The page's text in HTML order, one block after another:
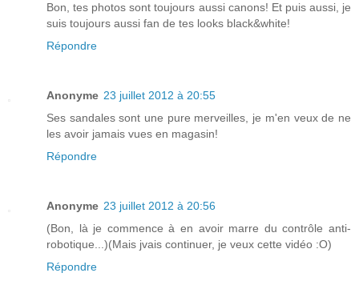
Bon, tes photos sont toujours aussi canons! Et puis aussi, je
suis toujours aussi fan de tes looks black&white!
Répondre
Anonyme 23 juillet 2012 à 20:55
Ses sandales sont une pure merveilles, je m'en veux de ne
les avoir jamais vues en magasin!
Répondre
Anonyme 23 juillet 2012 à 20:56
(Bon, là je commence à en avoir marre du contrôle anti-
robotique...)(Mais jvais continuer, je veux cette vidéo :O)
Répondre